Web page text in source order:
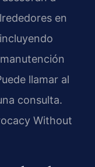
en
llamar al
consulta.
Without